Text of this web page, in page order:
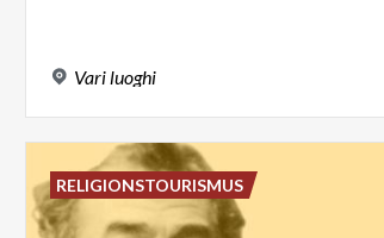
Vari luoghi
RELIGIONSTOURISMUS